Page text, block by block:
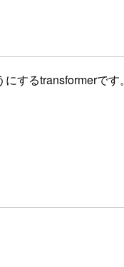
するtransformerです。